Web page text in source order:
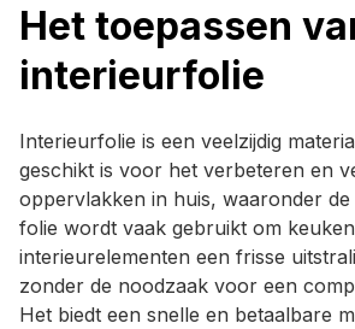
Het toepassen
interieurfolie
Interieurfolie is een veelzijdig
geschikt is voor het verbeteren en
oppervlakken in huis, waaronder de
folie wordt vaak gebruikt om
interieurelementen een frisse
zonder de noodzaak voor een
Het biedt een snelle en betaalbare